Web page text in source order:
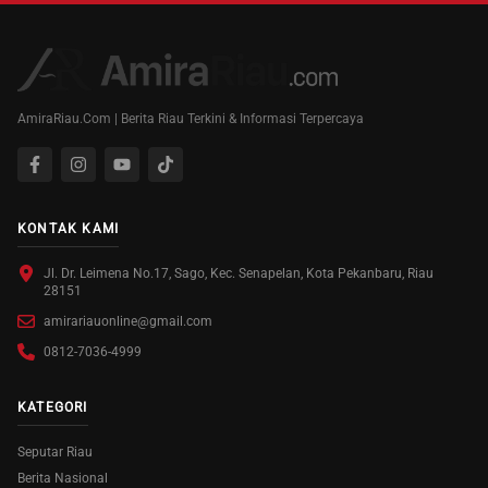
AmiraRiau.Com | Berita Riau Terkini & Informasi Terpercaya
KONTAK KAMI
Jl. Dr. Leimena No.17, Sago, Kec. Senapelan, Kota Pekanbaru, Riau
28151
amirariauonline@gmail.com
0812-7036-4999
KATEGORI
Seputar Riau
Berita Nasional